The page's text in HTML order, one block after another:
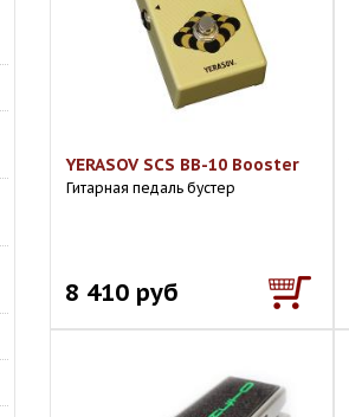
YERASOV SCS BB-10 Booster
Гитарная педаль бустер
8 410 руб